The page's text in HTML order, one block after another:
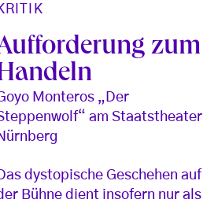
zum
Monteros „Der
am Staatstheater
dystopische Geschehen auf
Bühne dient insofern nur als